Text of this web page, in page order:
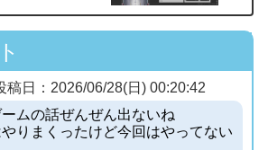
稿日：2026/06/28(日) 00:20:42
ムの話ぜんぜん出ないね
りまくったけど今回はやってない